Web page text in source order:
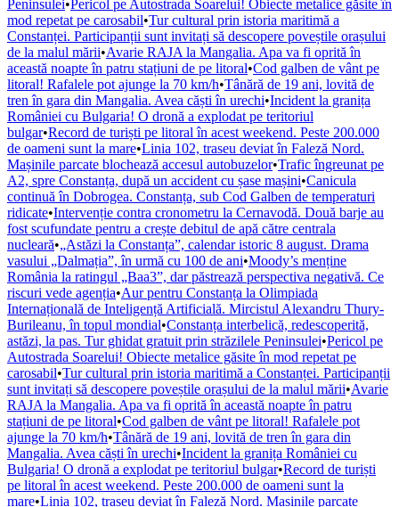
Peninsulei•Pericol pe Autostrada Soarelui! Obiecte metalice găsite în
mod repetat pe carosabil•Tur cultural prin istoria maritimă a
Constanței. Participanții sunt invitați să descopere poveștile orașului
de la malul mării•Avarie RAJA la Mangalia. Apa va fi oprită în
această noapte în patru stațiuni de pe litoral•Cod galben de vânt pe
litoral! Rafalele pot ajunge la 70 km/h•Tânără de 19 ani, lovită de
tren în gara din Mangalia. Avea căști în urechi•Incident la granița
României cu Bulgaria! O dronă a explodat pe teritoriul
bulgar•Record de turiști pe litoral în acest weekend. Peste 200.000
de oameni sunt la mare•Linia 102, traseu deviat în Faleză Nord.
Mașinile parcate blochează accesul autobuzelor•Trafic îngreunat pe
A2, spre Constanța, după un accident cu șase mașini•Canicula
continuă în Dobrogea. Constanța, sub Cod Galben de temperaturi
ridicate•Intervenție contra cronometru la Cernavodă. Două barje au
fost scufundate pentru a crește debitul de apă către centrala
nucleară•„Astăzi la Constanța”, calendar istoric 8 august. Drama
vasului „Dalmația”, în urmă cu 100 de ani•Moody’s menține
România la ratingul „Baa3”, dar păstrează perspectiva negativă. Ce
riscuri vede agenția•Aur pentru Constanța la Olimpiada
Internațională de Inteligență Artificială. Mircistul Alexandru Thury-
Burileanu, în topul mondial•Constanța interbelică, redescoperită,
astăzi, la pas. Tur ghidat gratuit prin străzilele Peninsulei•Pericol pe
Autostrada Soarelui! Obiecte metalice găsite în mod repetat pe
carosabil•Tur cultural prin istoria maritimă a Constanței. Participanții
sunt invitați să descopere poveștile orașului de la malul mării•Avarie
RAJA la Mangalia. Apa va fi oprită în această noapte în patru
stațiuni de pe litoral•Cod galben de vânt pe litoral! Rafalele pot
ajunge la 70 km/h•Tânără de 19 ani, lovită de tren în gara din
Mangalia. Avea căști în urechi•Incident la granița României cu
Bulgaria! O dronă a explodat pe teritoriul bulgar•Record de turiști
pe litoral în acest weekend. Peste 200.000 de oameni sunt la
mare•Linia 102, traseu deviat în Faleză Nord. Mașinile parcate